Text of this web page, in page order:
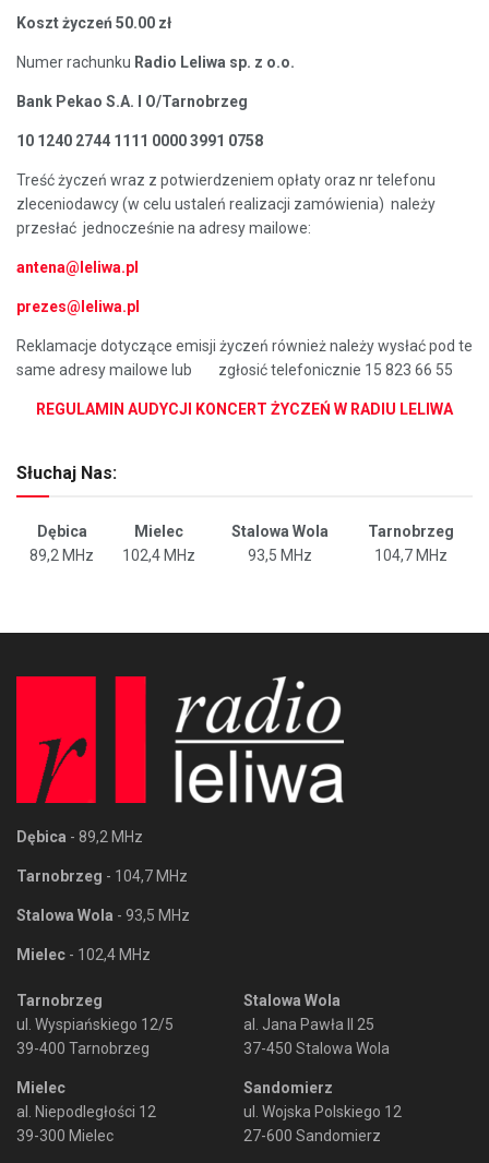
Koszt życzeń 50.00 zł
Numer rachunku Radio Leliwa sp. z o.o.
Bank Pekao S.A. I O/Tarnobrzeg
10 1240 2744 1111 0000 3991 0758
Treść życzeń wraz z potwierdzeniem opłaty oraz nr telefonu
zleceniodawcy (w celu ustaleń realizacji zamówienia) należy
przesłać jednocześnie na adresy mailowe:
antena@leliwa.pl
prezes@leliwa.pl
Reklamacje dotyczące emisji życzeń również należy wysłać pod te
same adresy mailowe lub zgłosić telefonicznie 15 823 66 55
REGULAMIN AUDYCJI KONCERT ŻYCZEŃ W RADIU LELIWA
Słuchaj Nas:
Dębica Mielec Stalowa Wola
Tarnobrzeg
89,2 MHz
102,4 MHz 93,5 MHz 104,7 MHz
Dębica - 89,2 MHz
Tarnobrzeg - 104,7 MHz
Stalowa Wola - 93,5 MHz
Mielec - 102,4 MHz
Tarnobrzeg
ul. Wyspiańskiego 12/5
39-400 Tarnobrzeg
Mielec
al. Niepodległości 12
39-300 Mielec
Stalowa Wola
al. Jana Pawła II 25
37-450 Stalowa Wola
Sandomierz
ul. Wojska Polskiego 12
27-600 Sandomierz